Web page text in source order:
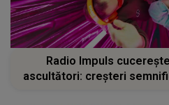
Radio Impuls
ascultători: creșteri